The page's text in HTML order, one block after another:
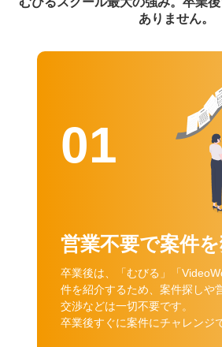
ありません。
01
営業不要で案件
卒業後は、「むびる」「
件を紹介するため、案件探しや
交渉などは一切不要です。
卒業後すぐに案件にチャレンジ